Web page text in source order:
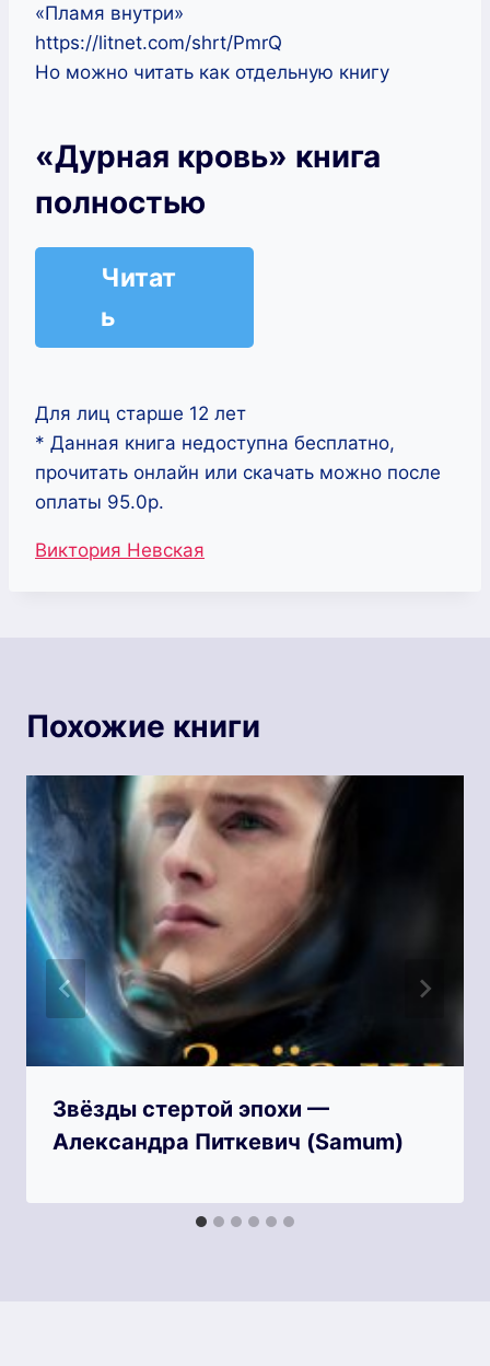
«Пламя внутри»
https://litnet.com/shrt/PmrQ
Но можно читать как отдельную книгу
«Дурная кровь» книга
полностью
Читат
ь
Для лиц старше 12 лет
* Данная книга недоступна бесплатно,
прочитать онлайн или скачать можно после
оплаты 95.0р.
Метки
Виктория Невская
Похожие книги
Звёзды стертой эпохи —
Александра Питкевич (Samum)